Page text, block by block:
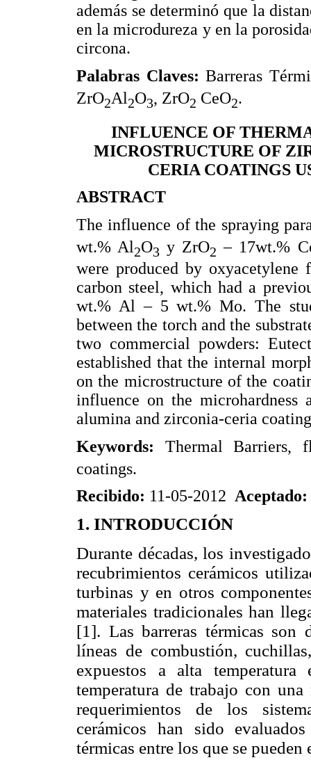
además se determinó que la
en la microdureza y en la
circona.
Palabras Claves: Barreras
ZrO2Al2O3, ZrO2  CeO2.
INFLUENCE OF
MICROSTRUCTURE OF
CERIA COATINGS
ABSTRACT
The influence of the spraying
wt.% Al2O3 y ZrO2 – 17wt.%
were produced by oxyacetylene
carbon steel, which had a
wt.% Al – 5 wt.% Mo. The
between the torch and the
two commercial powders:
established that the internal
on the microstructure of the
influence on the
alumina and zirconia-ceria
Keywords: Thermal Barriers,
coatings.
Recibido: 11-05-2012 Aceptado:
1. INTRODUCCIÓN
Durante décadas, los
recubrimientos cerámicos
turbinas y en otros
materiales tradicionales han
[1]. Las barreras térmicas son
líneas de combustión,
expuestos a alta
temperatura de trabajo con
requerimientos de los
cerámicos han sido
térmicas entre los que se pueden